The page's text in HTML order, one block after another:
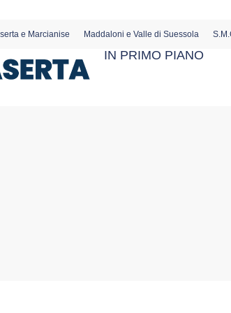
e Marcianise Maddaloni e Valle di Suessola
IN PRIMO PIANO